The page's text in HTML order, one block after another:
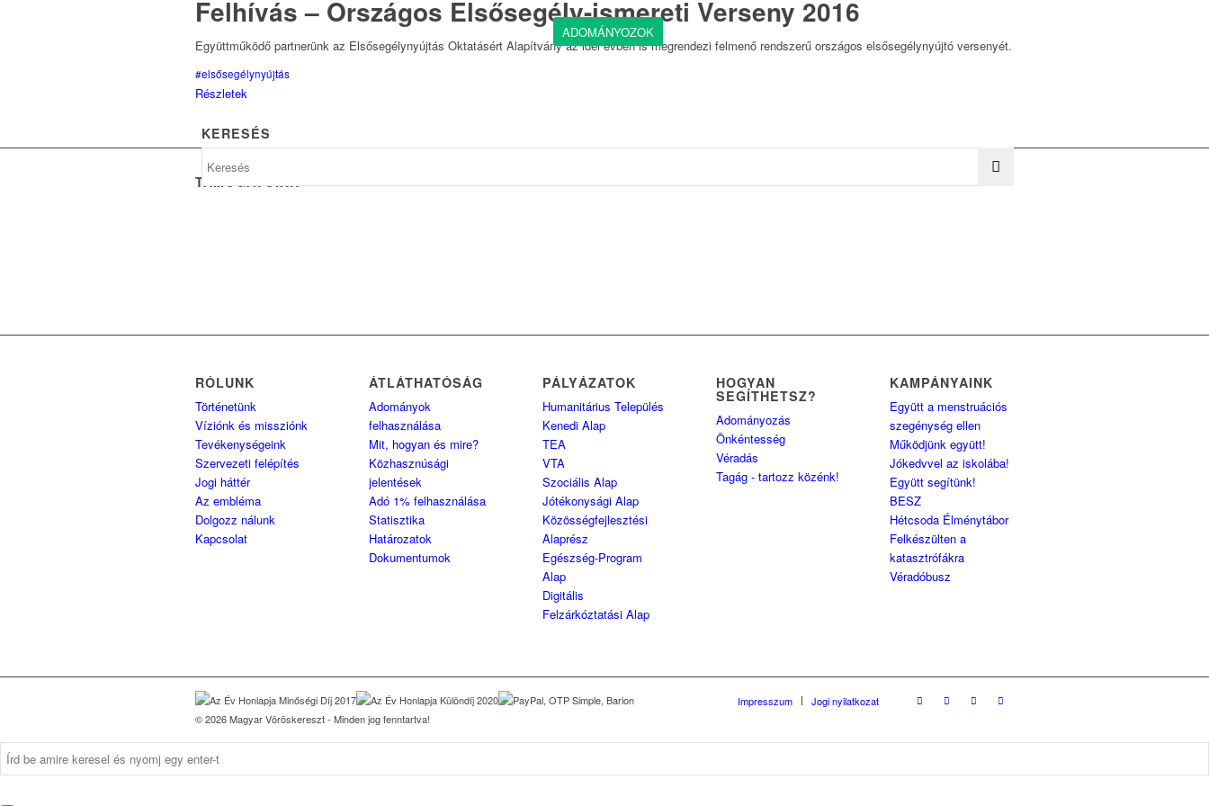
ADOMÁNYOZOK
KERESÉS
Felhívás – Országos Elsősegély-ismereti Verseny 2016
Együttműködő partnerünk az Elsősegélynyújtás Oktatásért Alapítvány az idei évben is megrendezi felmenő rendszerű országos elsősegélynyújtó versenyét.
#elsősegélynyújtás
Részletek
TÁMOGATÓINK
RÓLUNK
Történetünk
Víziónk és missziónk
Tevékenységeink
Szervezeti felépítés
Jogi háttér
Az embléma
Dolgozz nálunk
Kapcsolat
ÁTLÁTHATÓSÁG
Adományok
felhasználása
Mit, hogyan és mire?
Közhasznúsági
jelentések
Adó 1% felhasználása
Statisztika
Határozatok
Dokumentumok
PÁLYÁZATOK
Humanitárius Település
Kenedi Alap
TEA
VTA
Szociális Alap
Jótékonysági Alap
Közösségfejlesztési
Alaprész
Egészség-Program
Alap
Digitális
Felzárkóztatási Alap
HOGYAN
SEGÍTHETSZ?
Adományozás
Önkéntesség
Véradás
Tagág - tartozz közénk!
KAMPÁNYAINK
Együtt a menstruációs
szegénység ellen
Működjünk együtt!
Jókedvvel az iskolába!
Együtt segítünk!
BESZ
Hétcsoda Élménytábor
Felkészülten a
katasztrófákra
Véradóbusz
© 2026 Magyar Vöröskereszt - Minden jog fenntartva!
Impresszum Jogi nyilatkozat